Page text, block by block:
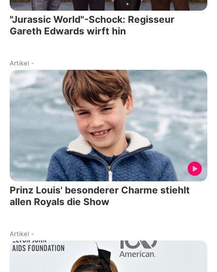
"Jurassic World"-Schock: Regisseur
Gareth Edwards wirft hin
Artikel -
Prinz Louis' besonderer Charme stiehlt
allen Royals die Show
Artikel -